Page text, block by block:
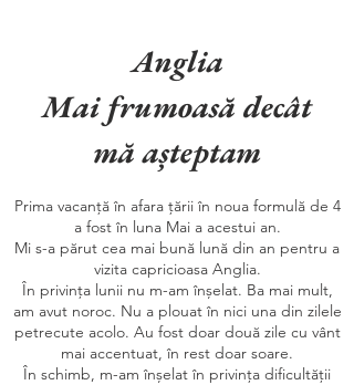
Anglia
Mai frumoasă decât
mă așteptam
Prima vacanță în afara țării în noua formulă de 4
a fost în luna Mai a acestui an.
Mi s-a părut cea mai bună lună din an pentru a
vizita capricioasa Anglia.
În privința lunii nu m-am înșelat. Ba mai mult,
am avut noroc. Nu a plouat în nici una din zilele
petrecute acolo. Au fost doar două zile cu vânt
mai accentuat, în rest doar soare.
În schimb, m-am înșelat în privința dificultății